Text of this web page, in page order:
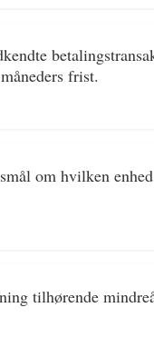
frist.
om hvilken
tilhørende